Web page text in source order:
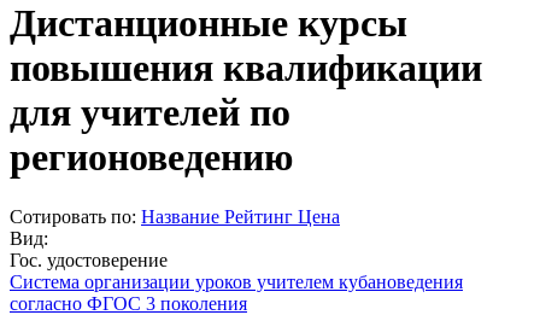
Дистанционные курсы
повышения квалификации
для учителей по
регионоведению
Сотировать по: Название Рейтинг Цена
Вид:
Гос. удостоверение
Система организации уроков учителем кубановедения
согласно ФГОС 3 поколения